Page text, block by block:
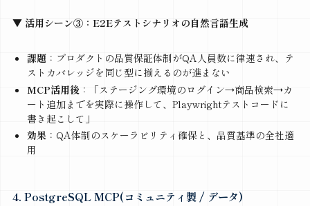
▼ 活用シーン③：E2Eテストシナリオの自然言語生成
課題：プロダクトの品質保証体制がQA人員数に律速され、テ
ストカバレッジを同じ型に揃えるのが進まない
MCP活用後 ：「ステージング環境のログイン→商品検索→カ
ート追加までを実際に操作して、Playwrightテストコードに
書き起こして」
効果：QA体制のスケーラビリティ確保と、品質基準の全社適
用
4. PostgreSQL MCP(コミュニティ製 / データ)